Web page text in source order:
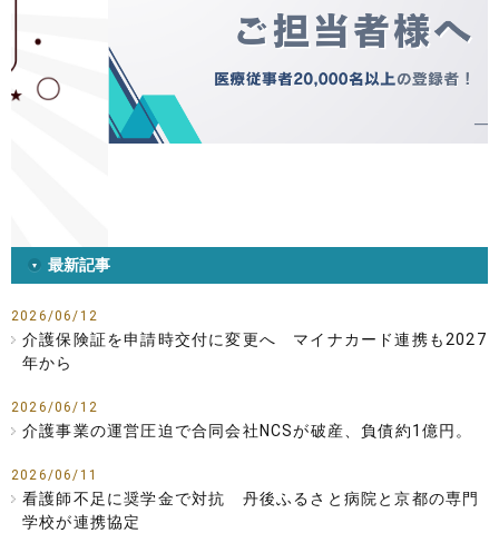
最新記事
2026/06/12
介護保険証を申請時交付に変更へ マイナカード連携も2027
年から
2026/06/12
介護事業の運営圧迫で合同会社NCSが破産、負債約1億円。
2026/06/11
看護師不足に奨学金で対抗 丹後ふるさと病院と京都の専門
学校が連携協定